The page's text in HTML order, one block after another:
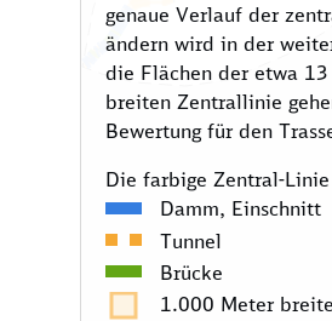
genaue Verlauf der
ändern wird in der
die Flächen der etwa
breiten Zentrallinie
Bewertung für den
Die farbige Zentral-
Damm, Einschnitt
Tunnel
Brücke
1.000 Meter